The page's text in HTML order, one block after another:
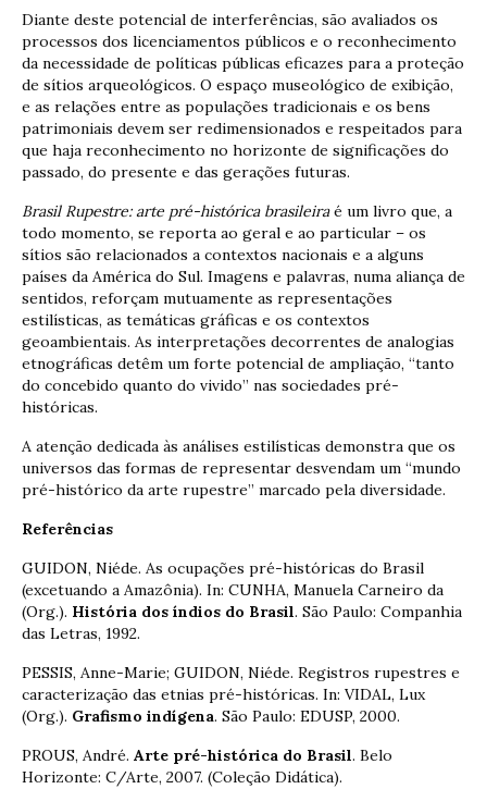
Diante deste potencial de interferências, são avaliados os
processos dos licenciamentos públicos e o reconhecimento
da necessidade de políticas públicas eficazes para a proteção
de sítios arqueológicos. O espaço museológico de exibição,
e as relações entre as populações tradicionais e os bens
patrimoniais devem ser redimensionados e respeitados para
que haja reconhecimento no horizonte de significações do
passado, do presente e das gerações futuras.
Brasil Rupestre: arte pré-histórica brasileiraé um livro que, a
todo momento, se reporta ao geral e ao particular – os
sítios são relacionados a contextos nacionais e a alguns
países da América do Sul. Imagens e palavras, numa aliança de
sentidos, reforçam mutuamente as representações
estilísticas, as temáticas gráficas e os contextos
geoambientais. As interpretações decorrentes de analogias
etnográficas detêm um forte potencial de ampliação, “tanto
do concebido quanto do vivido” nas sociedades pré-
históricas.
A atenção dedicada às análises estilísticas demonstra que os
universos das formas de representar desvendam um “mundo
pré-histórico da arte rupestre” marcado pela diversidade.
Referências
GUIDON, Niéde. As ocupações pré-históricas do Brasil
(excetuando a Amazônia). In: CUNHA, Manuela Carneiro da
(Org.). História dos índios do Brasil. São Paulo: Companhia
das Letras, 1992.
PESSIS, Anne-Marie; GUIDON, Niéde. Registros rupestres e
caracterização das etnias pré-históricas. In: VIDAL, Lux
(Org.). Grafismo indígena. São Paulo: EDUSP, 2000.
PROUS, André. Arte pré-histórica do Brasil. Belo
Horizonte: C/Arte, 2007. (Coleção Didática).